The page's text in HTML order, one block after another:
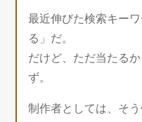
最近伸びた検索キー
る」だ。
だけど、ただ当たる
ず。
制作者としては、そう